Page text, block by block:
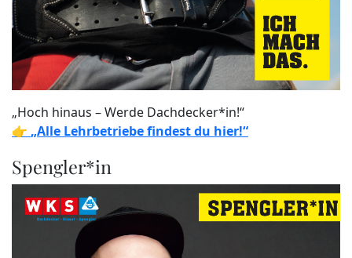
„Hoch hinaus – Werde Dachdecker*in!“
👉 „Alle Lehrbetriebe findest du hier!“
Spengler*in